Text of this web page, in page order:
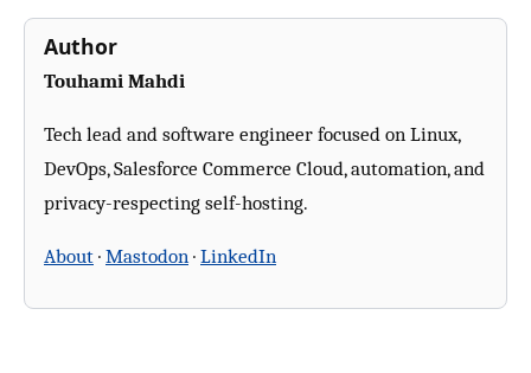
Author
Touhami Mahdi
Tech lead and software engineer focused on Linux,
DevOps, Salesforce Commerce Cloud, automation, and
privacy-respecting self-hosting.
About · Mastodon · LinkedIn